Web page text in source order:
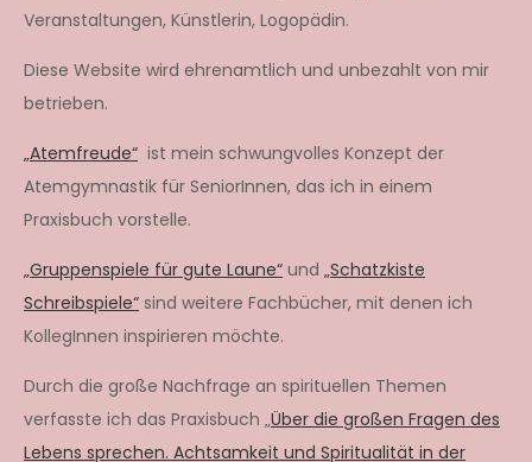
Veranstaltungen, Künstlerin, Logopädin.
Diese Website wird ehrenamtlich und unbezahlt von mir
betrieben.
„Atemfreude“ ist mein schwungvolles Konzept der
Atemgymnastik für SeniorInnen, das ich in einem
Praxisbuch vorstelle.
„Gruppenspiele für gute Laune“ und „Schatzkiste
Schreibspiele“ sind weitere Fachbücher, mit denen ich
KollegInnen inspirieren möchte.
Durch die große Nachfrage an spirituellen Themen
verfasste ich das Praxisbuch „Über die großen Fragen des
Lebens sprechen. Achtsamkeit und Spiritualität in der